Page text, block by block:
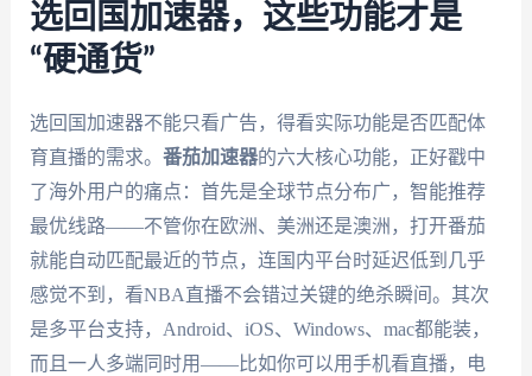
选回国加速器，这些功能才是
“硬通货”
选回国加速器不能只看广告，得看实际功能是否匹配体
育直播的需求。 番茄加速器的六大核心功能，正好戳中
了海外用户的痛点：首先是全球节点分布广，智能推荐
最优线路——不管你在欧洲、美洲还是澳洲，打开番茄
就能自动匹配最近的节点，连国内平台时延迟低到几乎
感觉不到，看NBA直播不会错过关键的绝杀瞬间。其次
是多平台支持，Android、iOS、Windows、mac都能装，
而且一人多端同时用——比如你可以用手机看直播，电